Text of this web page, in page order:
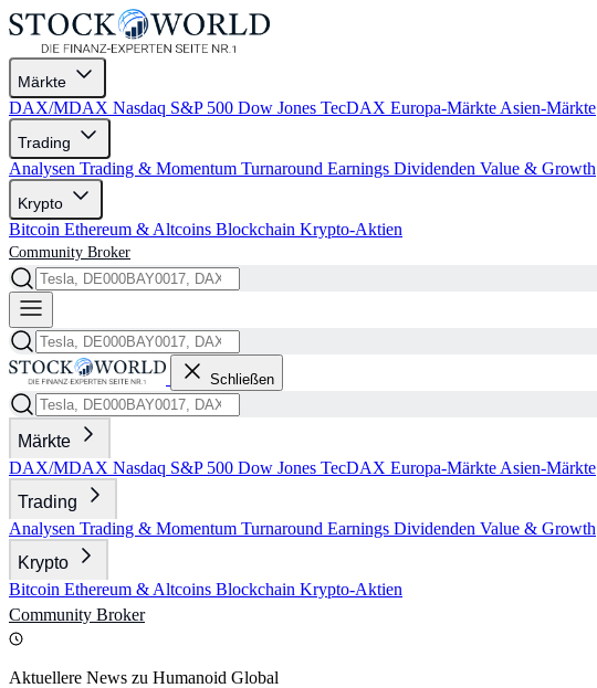
Märkte
DAX/MDAX Nasdaq S&P 500 Dow Jones TecDAX Europa-Märkte Asien-Märkte
Trading
Analysen Trading & Momentum Turnaround Earnings Dividenden Value & Growth
Krypto
Bitcoin Ethereum & Altcoins Blockchain Krypto-Aktien
Community Broker
Schließen
Märkte
DAX/MDAX Nasdaq S&P 500 Dow Jones TecDAX Europa-Märkte Asien-Märkte
Trading
Analysen Trading & Momentum Turnaround Earnings Dividenden Value & Growth
Krypto
Bitcoin Ethereum & Altcoins Blockchain Krypto-Aktien
Community Broker
Aktuellere News zu Humanoid Global